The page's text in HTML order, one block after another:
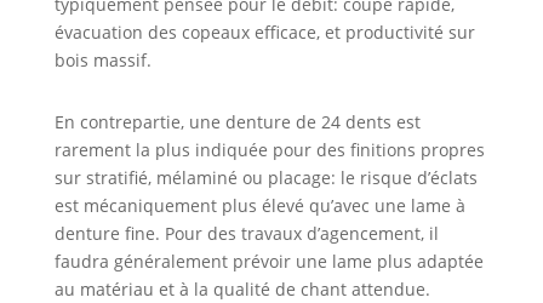
typiquement pensée pour le débit: coupe rapide,
évacuation des copeaux efficace, et productivité sur
bois massif.
En contrepartie, une denture de 24 dents est
rarement la plus indiquée pour des finitions propres
sur stratifié, mélaminé ou placage: le risque d’éclats
est mécaniquement plus élevé qu’avec une lame à
denture fine. Pour des travaux d’agencement, il
faudra généralement prévoir une lame plus adaptée
au matériau et à la qualité de chant attendue.